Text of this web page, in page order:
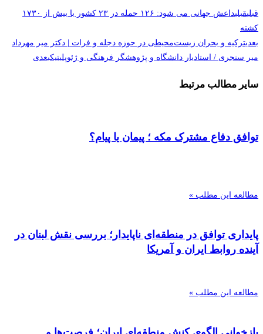
قبلیقبلی
داعش جهانی می شود: ۱۲۶ حمله در ۲۳ کشور با بیش از ۱۷۳۰
کشته
بعدیترکیه و بحران زیست‌محیطی در حوزه دجله و فرات | دکتر میر مهرداد
میر سنجری / استادیار دانشگاه و پژوهشگر فرهنگی و ژئوپلیتیکبعدی
سایر مطالب مرتبط
توافق دفاع مشترک مکه ؛ پیمان یا پیام؟
مطالعه این مطلب »
پایداری توافق در منطقه‌ای ناپایدار؛ بررسی نقش لبنان در
آینده روابط ایران و آمریکا
مطالعه این مطلب »